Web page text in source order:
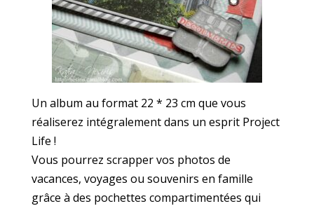
Un album au format 22 * 23 cm que vous
réaliserez intégralement dans un esprit Project
Life !
Vous pourrez scrapper vos photos de
vacances, voyages ou souvenirs en famille
grâce à des pochettes compartimentées qui